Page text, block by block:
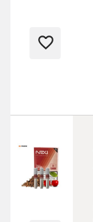
favorite_border